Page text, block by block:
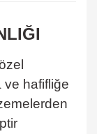
ve hafifliğe